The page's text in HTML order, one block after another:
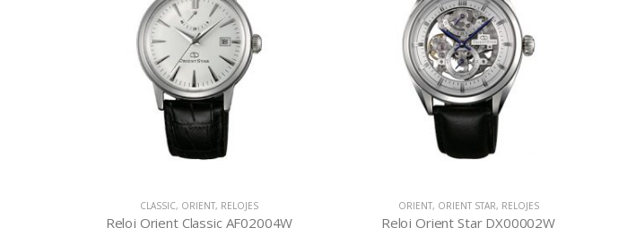
CLASSIC, ORIENT, RELOJES
Reloj Orient Classic AF02004W
ORIENT, ORIENT STAR, RELOJES
Reloj Orient Star DX00002W